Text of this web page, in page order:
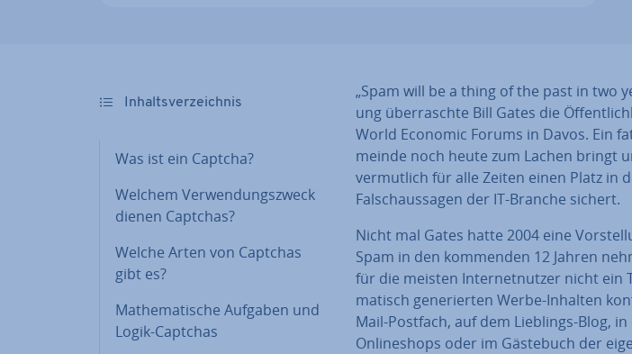
In­halts­ver­zeich­nis
Was ist ein Captcha?
Welchem Ver­wen­dungs­zweck
dienen Captchas?
Welche Arten von Captchas
gibt es?
Ma­the­ma­ti­sche Aufgaben und
Logik-Captchas
„Spam will be a thing of the past in two
ung über­rasch­te Bill Gates die
World Economic Forums in Davos. Ein
mein­de noch heute zum Lachen bringt
ver­mut­lich für alle Zeiten einen Platz in
Falsch­aus­sa­gen der IT-Branche sichert.
Nicht mal Gates hatte 2004 eine
Spam in den kommenden 12 Jahren
für die meisten In­ter­net­nut­zer nicht ein
ma­tisch ge­ne­rier­ten Werbe-Inhalten
Mail-Postfach, auf dem Lieblings-Blog,
On­line­shops oder im Gästebuch der